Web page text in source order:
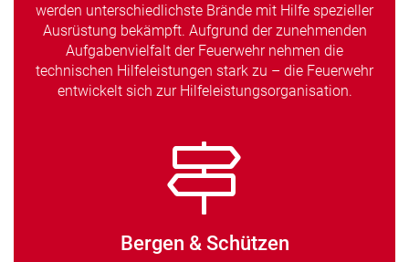
werden unterschiedlichste Brände mit Hilfe spezieller
Ausrüstung bekämpft. Aufgrund der zunehmenden
Aufgabenvielfalt der Feuerwehr nehmen die
technischen Hilfeleistungen stark zu – die Feuerwehr
entwickelt sich zur Hilfeleistungsorganisation.
Bergen & Schützen